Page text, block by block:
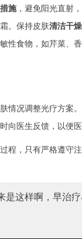
施，避免阳光直射
。保持皮肤清洁干燥
性食物，如芹菜、
情况调整光疗方案
向医生反馈，以便医
，只有严格遵守
是这样啊，早治